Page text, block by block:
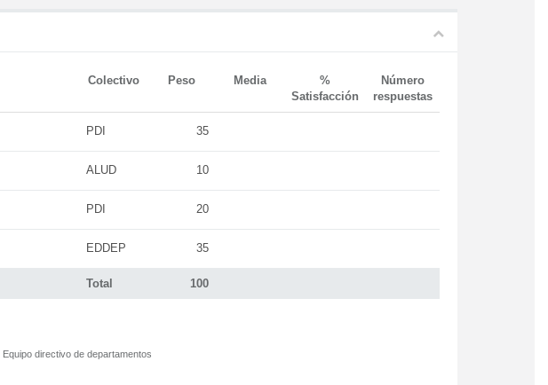
Colectivo Peso Media
%
Satisfacción
Número
respuestas
Total 100
PDI 35
ALUD 10
PDI 20
EDDEP 35
Equipo directivo de departamentos